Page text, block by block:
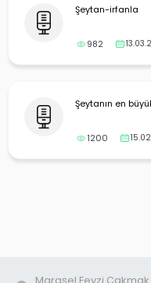
Şeytan-irfanla
982
Şeytanın en
1200